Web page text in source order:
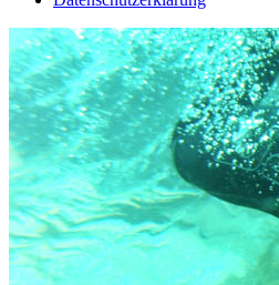
Das Sidemount-
ein neues
umgezogen und
unterhttps://
forum.com